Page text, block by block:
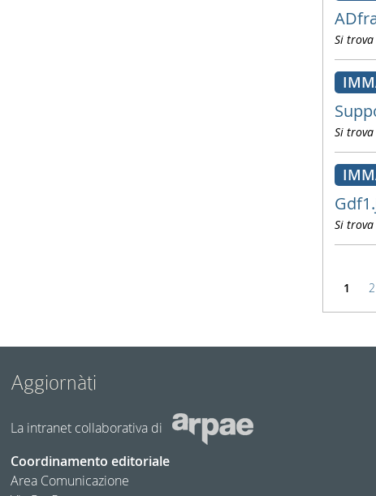
Si
Si
Si
1 2
Aggiornàti
La intranet collaborativa di
Coordinamento editoriale
Area Comunicazione